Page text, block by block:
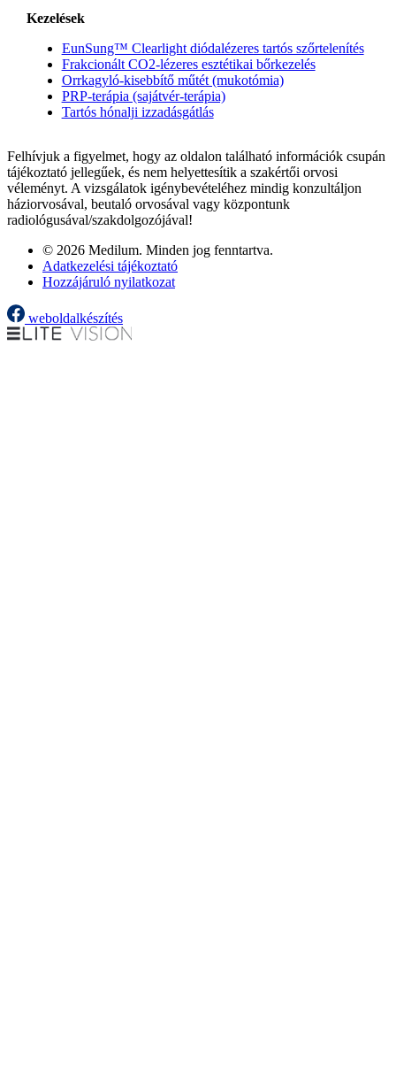
Kezelések
EunSung™ Clearlight diódalézeres tartós szőrtelenítés
Frakcionált CO2-lézeres esztétikai bőrkezelés
Orrkagyló-kisebbítő műtét (mukotómia)
PRP-terápia (sajátvér-terápia)
Tartós hónalji izzadásgátlás
Felhívjuk a figyelmet, hogy az oldalon található információk csupán
tájékoztató jellegűek, és nem helyettesítik a szakértői orvosi
véleményt. A vizsgálatok igénybevételéhez mindig konzultáljon
háziorvosával, beutaló orvosával vagy központunk
radiológusával/szakdolgozójával!
© 2026 Medilum. Minden jog fenntartva.
Adatkezelési tájékoztató
Hozzájáruló nyilatkozat
weboldalkészítés